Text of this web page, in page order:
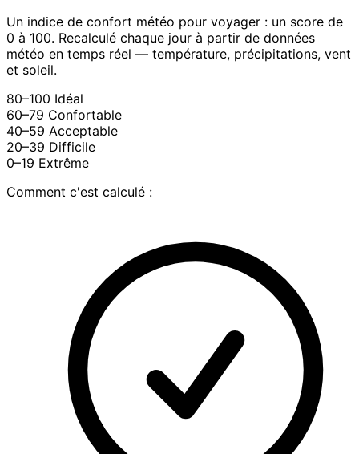
Un indice de confort météo pour voyager : un score de
0 à 100. Recalculé chaque jour à partir de données
météo en temps réel — température, précipitations, vent
et soleil.
80–100 Idéal
60–79 Confortable
40–59 Acceptable
20–39 Difficile
0–19 Extrême
Comment c'est calculé :